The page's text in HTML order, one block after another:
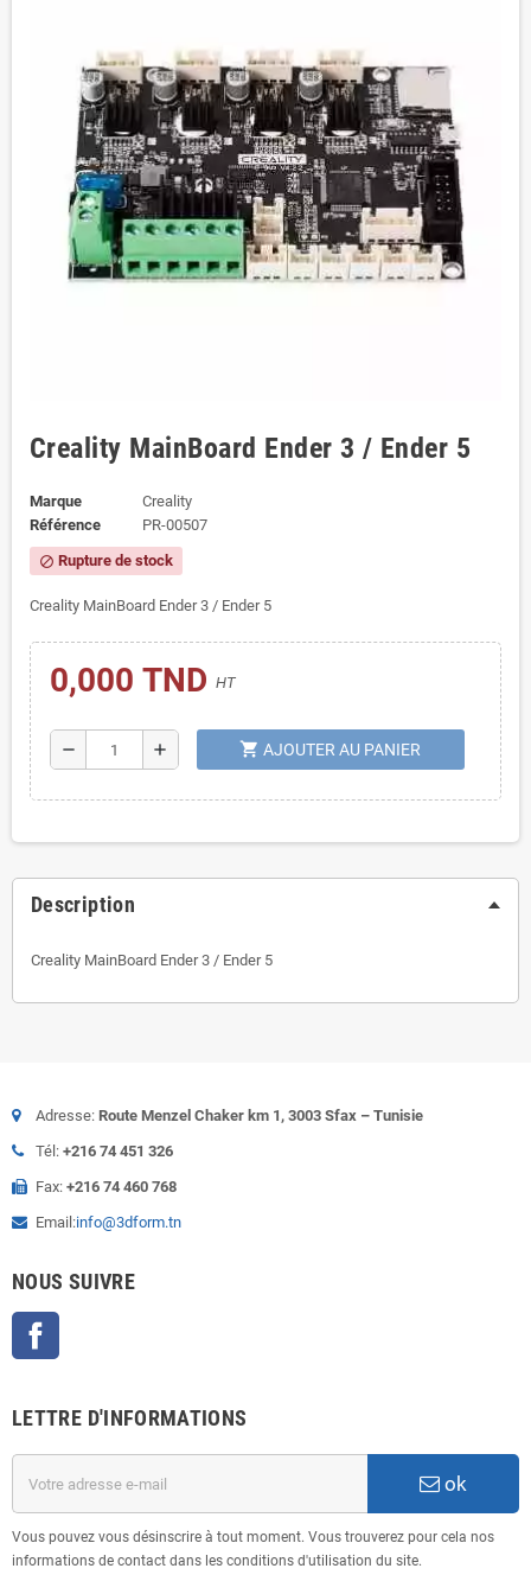
Creality MainBoard Ender 3 / Ender 5
Marque
Creality
Référence
PR-00507
block Rupture de stock
Creality MainBoard Ender 3 / Ender 5
0,000 TND HT
remove add shopping_cart AJOUTER AU PANIER
Description
Creality MainBoard Ender 3 / Ender 5
Adresse: Route Menzel Chaker km 1, 3003 Sfax – Tunisie
Tél: +216 74 451 326
Fax: +216 74 460 768
Email:info@3dform.tn
NOUS SUIVRE
LETTRE D'INFORMATIONS
ok
Vous pouvez vous désinscrire à tout moment. Vous trouverez pour cela nos
informations de contact dans les conditions d'utilisation du site.